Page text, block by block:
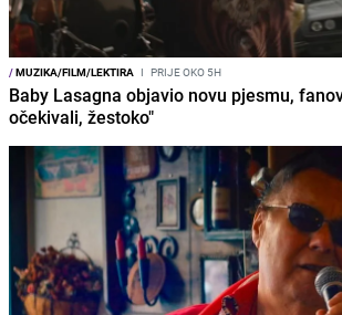
/MUZIKA/FILM/LEKTIRA I PRIJE OKO 5H
Baby Lasagna objavio novu pjesmu,
očekivali, žestoko"